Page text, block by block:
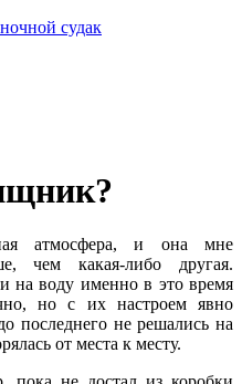
судак
атмосфера, и она мне
чем какая-либо другая.
на воду именно в это время
но с их настроем явно
последнего не решались на
от места к месту.